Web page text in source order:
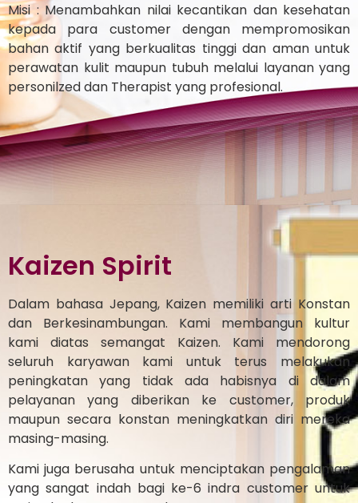
Misi : Menambahkan nilai kecantikan dan kesehatan
kepada para customer dengan mempromosikan
bahan aktif yang berkualitas tinggi dan aman untuk
perawatan kulit maupun tubuh melalui layanan yang
personilzed dan Therapist yang profesional.
Kaizen Spirit
Dalam bahasa Jepang, Kaizen memiliki arti Konstan
dan Berkesinambungan. Kami membangun kultur
kami diatas semangat Kaizen. Kami mendorong
seluruh karyawan kami untuk terus melakukan
peningkatan yang tidak ada habisnya di dalam
pelayanan yang diberikan ke customer, produk
maupun secara konstan meningkatkan diri mereka
masing-masing.
Kami juga berusaha untuk menciptakan pengalaman
yang sangat indah bagi ke-6 indra customer untuk